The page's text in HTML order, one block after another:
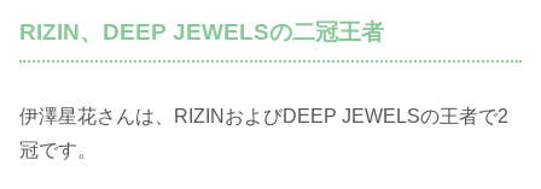
RIZIN、DEEP JEWELSの二冠王者
伊澤星花さんは、RIZINおよびDEEP JEWELSの王者で2
冠です。